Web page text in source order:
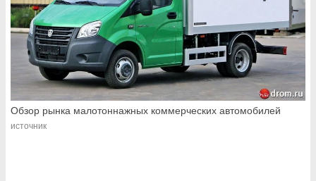
Обзор рынка малотоннажных коммерческих автомобилей
источник